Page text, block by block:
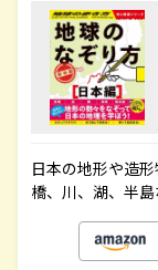
日本の地形や造
橋、川、湖、半